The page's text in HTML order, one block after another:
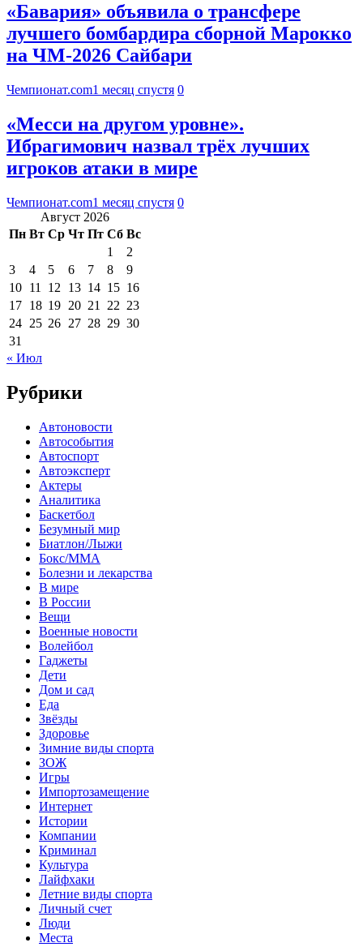
«Бавария» объявила о трансфере
лучшего бомбардира сборной Марокко
на ЧМ-2026 Сайбари
Чемпионат.com1 месяц спустя 0
«Месси на другом уровне».
Ибрагимович назвал трёх лучших
игроков атаки в мире
Чемпионат.com1 месяц спустя 0
Август 2026
Пн Вт Ср Чт Пт Сб Вс
1
2
3
4 5 6 7 8
9
10 11 12 13 14 15 16
17 18 19 20 21 22 23
24 25 26 27 28 29 30
31
« Июл
Рубрики
Автоновости
Автособытия
Автоспорт
Автоэксперт
Актеры
Аналитика
Баскетбол
Безумный мир
Биатлон/Лыжи
Бокс/MMA
Болезни и лекарства
В мире
В России
Вещи
Военные новости
Волейбол
Гаджеты
Дети
Дом и сад
Еда
Звёзды
Здоровье
Зимние виды спорта
ЗОЖ
Игры
Импортозамещение
Интернет
Истории
Компании
Криминал
Культура
Лайфхаки
Летние виды спорта
Личный счет
Люди
Места